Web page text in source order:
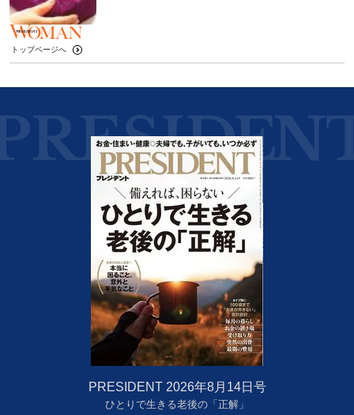
トップページへ
PRESIDENT 2026年8月14日号
ひとりで生きる老後の「正解」